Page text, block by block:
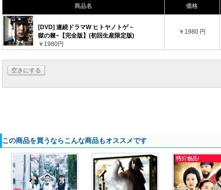
商品名 価格
[DVD] 連続ドラマW ヒトヤノトゲ ~
獄の棘~【完全版】(初回生産限定版)
￥1980円
￥1980 円
空きにする
この商品を買うならこんな商品もオススメです